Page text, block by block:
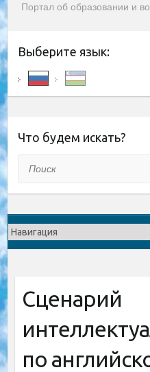
Портал об образовании и
Выберите язык:
Что будем искать?
Сценарий
по